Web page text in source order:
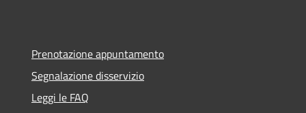
Prenotazione appuntamento
Segnalazione disservizio
Leggi le FAQ